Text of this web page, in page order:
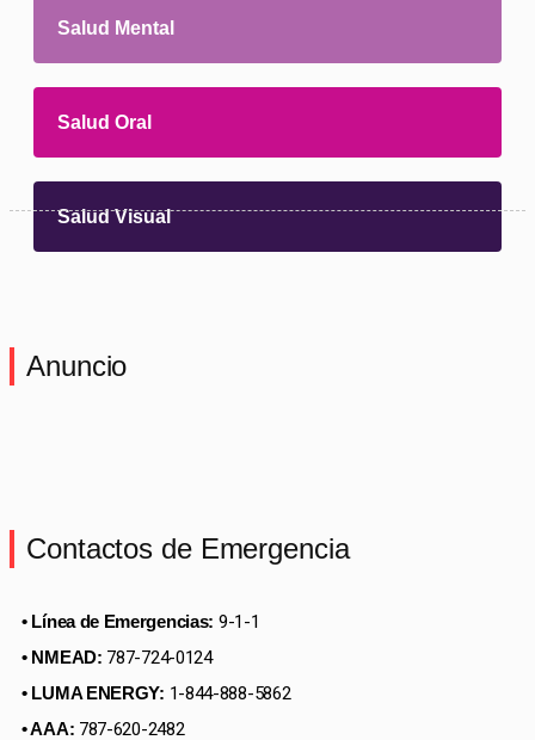
Salud Mental
Salud Oral
Salud Visual
Anuncio
Contactos de Emergencia​
• Línea de Emergencias: 9-1-1
• NMEAD: 787-724-0124
• LUMA ENERGY: 1-844-888-5862
• AAA: 787-620-2482